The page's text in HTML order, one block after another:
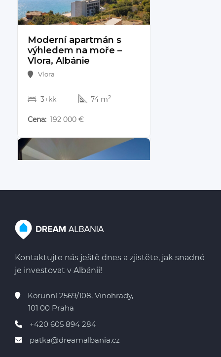
192 000 €
Moderní apartmán s
výhledem na moře –
Vlora, Albánie
Vlora
3+kk 74 m2
Cena: 192 000 €
189 000 €
Apartmán 3+kk v
Sarandě
Saranda
3+kk 107 m
Cena: 189 000 €
Kontaktujte nás ještě dnes a zjistěte, jak snadné
je investovat v Albánii!
Korunní 2569/108, Vinohrady,
101 00 Praha
+420 605 894 284
patka@dreamalbania.cz